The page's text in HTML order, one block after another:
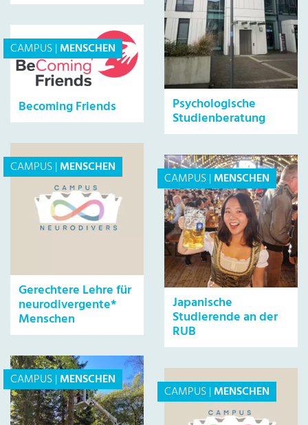
CAMPUS|MENSCHEN
Becoming Friends
CAMPUS|MENSCHEN
Gerechtere Lehre für
neurodivergente*
Menschen
CAMPUS|MENSCHEN
Psychologische
Studienberatung
CAMPUS|MENSCHEN
Japanische
Studierende an der
RUB
CAMPUS|MENSCHEN